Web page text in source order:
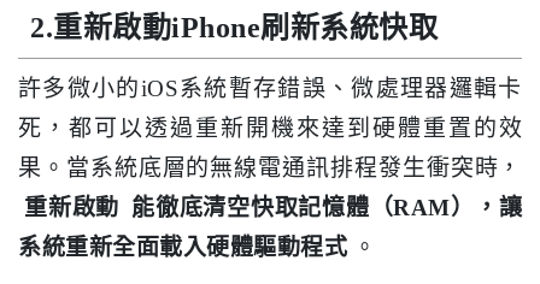
2.重新啟動iPhone刷新系統快取
許多微小的iOS系統暫存錯誤、微處理器邏輯卡
死，都可以透過重新開機來達到硬體重置的效
果。當系統底層的無線電通訊排程發生衝突時，
重新啟動 能徹底清空快取記憶體（RAM），讓
系統重新全面載入硬體驅動程式 。